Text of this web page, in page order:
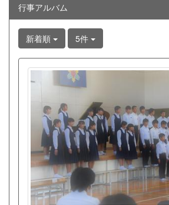
行事アルバム
新着順 5件